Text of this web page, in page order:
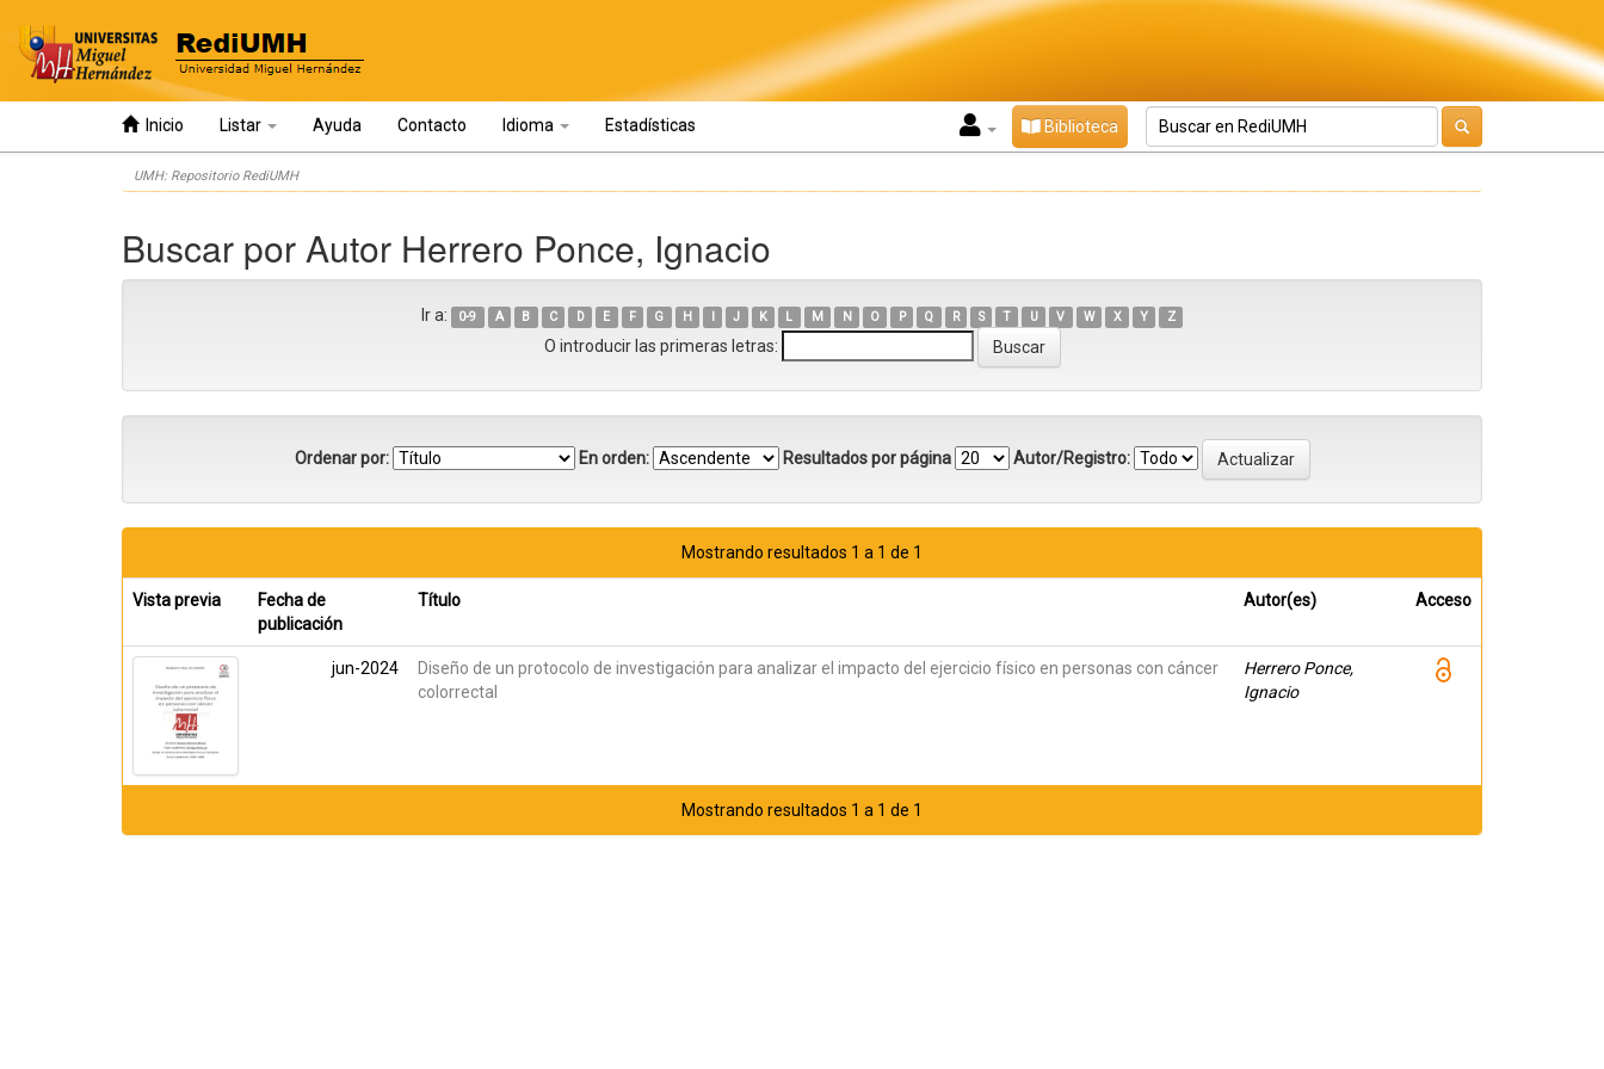
Inicio Listar Ayuda Contacto Idioma Estadísticas Biblioteca
UMH: Repositorio RediUMH
Buscar por Autor Herrero Ponce, Ignacio
Ir a: 0-9 A B C D E F G H I J K L M N O P Q R S T U V W X Y Z
O introducir las primeras letras:
Ordenar por: En orden: Resultados por página Autor/Registro:
Mostrando resultados 1 a 1 de 1
Vista previa
Fecha de
publicación
Título Autor(es) Acceso
jun-2024
Diseño de un protocolo de investigación para analizar el impacto del ejercicio físico en personas con cáncer
colorrectal
Herrero Ponce,
Ignacio
Mostrando resultados 1 a 1 de 1